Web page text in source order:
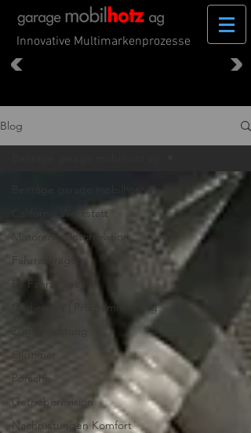
Innovative Multimarkenprozesse
Blog
Beiträge garage mobilhotz ag
California Werkstatt
Motoren | Motorrevision
Fahrradträger
EV Fahrzeuge
Codierung | Programmierung
Oldtimer
Porsche
Getrieberevision
Nachrüstungen Komfort